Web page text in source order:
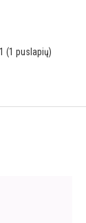
(1 puslapių)